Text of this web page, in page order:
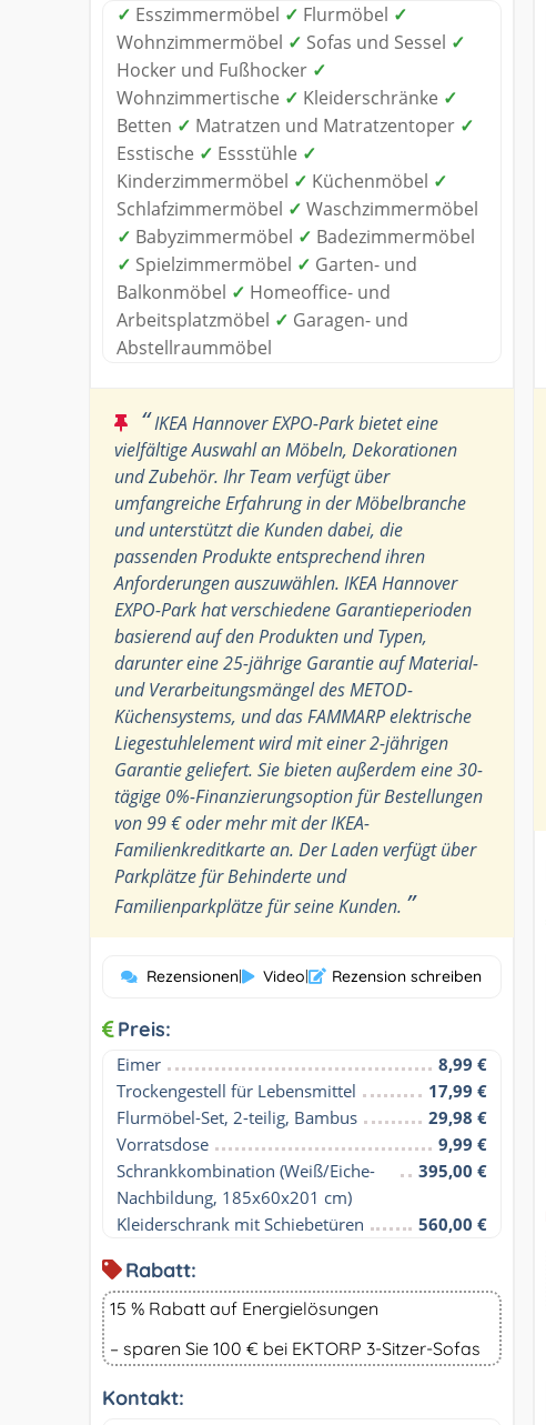
✓ Esszimmermöbel ✓ Flurmöbel ✓
Wohnzimmermöbel ✓ Sofas und Sessel ✓
Hocker und Fußhocker ✓
Wohnzimmertische ✓ Kleiderschränke ✓
Betten ✓ Matratzen und Matratzentoper ✓
Esstische ✓ Essstühle ✓
Kinderzimmermöbel ✓ Küchenmöbel ✓
Schlafzimmermöbel ✓ Waschzimmermöbel
✓ Babyzimmermöbel ✓ Badezimmermöbel
✓ Spielzimmermöbel ✓ Garten- und
Balkonmöbel ✓ Homeoffice- und
Arbeitsplatzmöbel ✓ Garagen- und
Abstellraummöbel
“IKEA Hannover EXPO-Park bietet eine
vielfältige Auswahl an Möbeln, Dekorationen
und Zubehör. Ihr Team verfügt über
umfangreiche Erfahrung in der Möbelbranche
und unterstützt die Kunden dabei, die
passenden Produkte entsprechend ihren
Anforderungen auszuwählen. IKEA Hannover
EXPO-Park hat verschiedene Garantieperioden
basierend auf den Produkten und Typen,
darunter eine 25-jährige Garantie auf Material-
und Verarbeitungsmängel des METOD-
Küchensystems, und das FAMMARP elektrische
Liegestuhlelement wird mit einer 2-jährigen
Garantie geliefert. Sie bieten außerdem eine 30-
tägige 0%-Finanzierungsoption für Bestellungen
von 99 € oder mehr mit der IKEA-
Familienkreditkarte an. Der Laden verfügt über
Parkplätze für Behinderte und
Familienparkplätze für seine Kunden. ”
Rezensionen| Video| Rezension schreiben
Preis:
Eimer
8,99 €
Trockengestell für Lebensmittel
17,99 €
Flurmöbel-Set, 2-teilig, Bambus
29,98 €
Vorratsdose
9,99 €
Schrankkombination (Weiß/Eiche-
Nachbildung, 185x60x201 cm)
395,00 €
Kleiderschrank mit Schiebetüren 560,00 €
Rabatt:
15 % Rabatt auf Energielösungen
– sparen Sie 100 € bei EKTORP 3-Sitzer-Sofas
Kontakt: